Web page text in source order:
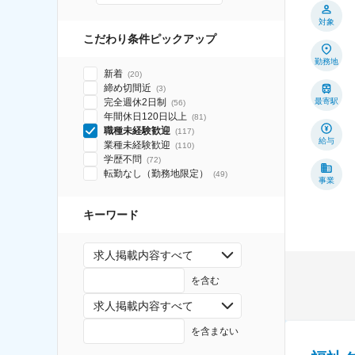
こだわり条件ピックアップ
新着 (20)
締め切間近 (3)
完全週休2日制 (56)
年間休日120日以上 (81)
職種未経験歓迎 (117)
業種未経験歓迎 (110)
学歴不問 (72)
転勤なし（勤務地限定） (49)
キーワード
求人掲載内容すべて
を含む
求人掲載内容すべて
を含まない
対象
勤務地
最寄駅
給与
事業